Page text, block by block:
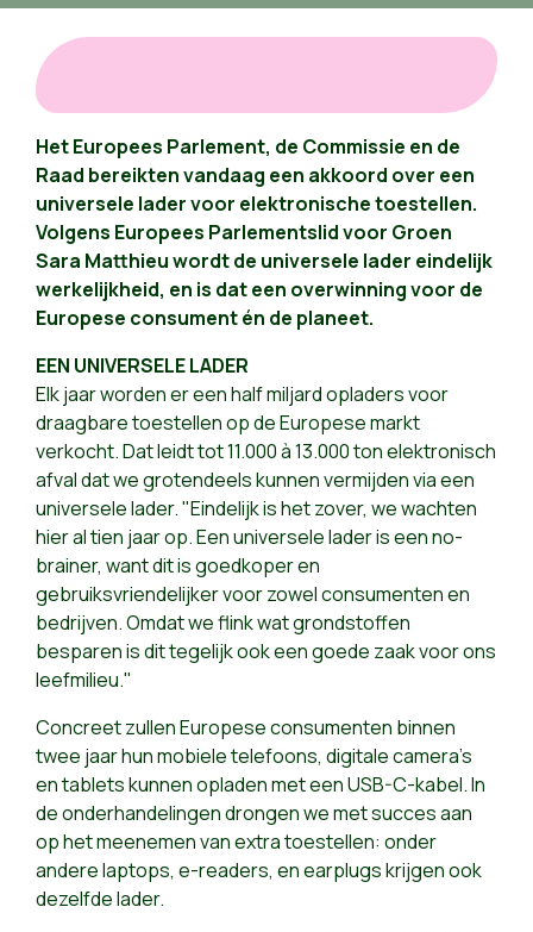
Het Europees Parlement, de Commissie en de
Raad bereikten vandaag een akkoord over een
universele lader voor elektronische toestellen.
Volgens Europees Parlementslid voor Groen
Sara Matthieu wordt de universele lader eindelijk
werkelijkheid, en is dat een overwinning voor de
Europese consument én de planeet.
EEN UNIVERSELE LADER
Elk jaar worden er een half miljard opladers voor
draagbare toestellen op de Europese markt
verkocht. Dat leidt tot 11.000 à 13.000 ton elektronisch
afval dat we grotendeels kunnen vermijden via een
universele lader. "Eindelijk is het zover, we wachten
hier al tien jaar op. Een universele lader is een no-
brainer, want dit is goedkoper en
gebruiksvriendelijker voor zowel consumenten en
bedrijven. Omdat we flink wat grondstoffen
besparen is dit tegelijk ook een goede zaak voor ons
leefmilieu."
Concreet zullen Europese consumenten binnen
twee jaar hun mobiele telefoons, digitale camera's
en tablets kunnen opladen met een USB-C-kabel. In
de onderhandelingen drongen we met succes aan
op het meenemen van extra toestellen: onder
andere laptops, e-readers, en earplugs krijgen ook
dezelfde lader.